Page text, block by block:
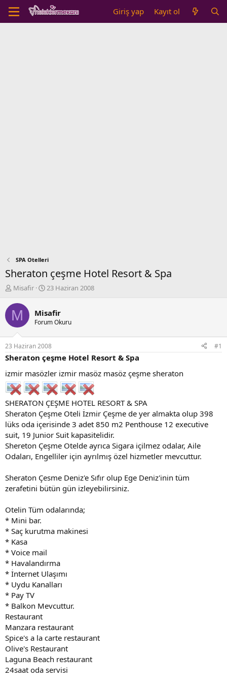
Giriş yap Kayıt ol
SPA Otelleri
Sheraton çeşme Hotel Resort & Spa
K
n
b
y
u
b
a
l
a
t
a
n
Misafir
B
l
a
g
ı
ç
t
a
r
i
h
i
23 Haziran 2008
M Misafir
Forum Okuru
23 Haziran 2008 #1
Sheraton çeşme Hotel Resort & Spa
izmir masözler izmir masöz masöz çeşme sheraton
SHERATON ÇEŞME HOTEL RESORT & SPA
Sheraton Çeşme Oteli İzmir Çeşme de yer almakta olup 398
lüks oda içerisinde 3 adet 850 m2 Penthouse 12 executive
suit, 19 Junior Suit kapasitelidir.
Shereton Çeşme Otelde ayrıca Sigara içilmez odalar, Aile
Odaları, Engelliler için ayrılmış özel hizmetler mevcuttur.
Sheraton Çesme Deniz'e Sıfır olup Ege Deniz'inin tüm
zerafetini bütün gün izleyebilirsiniz.
Otelin Tüm odalarında;
* Mini bar.
* Saç kurutma makinesi
* Kasa
* Voice mail
* Havalandırma
* İnternet Ulaşımı
* Uydu Kanalları
* Pay TV
* Balkon Mevcuttur.
Restaurant
Manzara restaurant
Spice's a la carte restaurant
Olive's Restaurant
Laguna Beach restaurant
24saat oda servisi